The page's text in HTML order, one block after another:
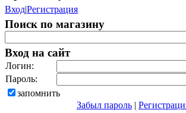
Вход|Регистрация
Поиск по магазину
Вход на сайт
Логин:
Пароль:
запомнить
Забыл пароль |